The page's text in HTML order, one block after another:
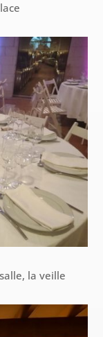
la veille